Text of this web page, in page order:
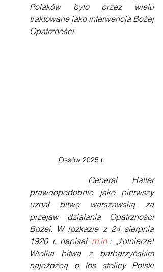
Polaków było przez wielu
traktowane jako interwencja Bożej
Opatrzności.
Ossów 2025 r.
Generał Haller
prawdopodobnie jako pierwszy
uznał bitwę warszawską za
przejaw działania Opatrzności
Bożej. W rozkazie z 24 sierpnia
1920 r. napisał m.in.: „żołnierze!
Wielka bitwa z barbarzyńskim
najeźdźcą o los stolicy Polski